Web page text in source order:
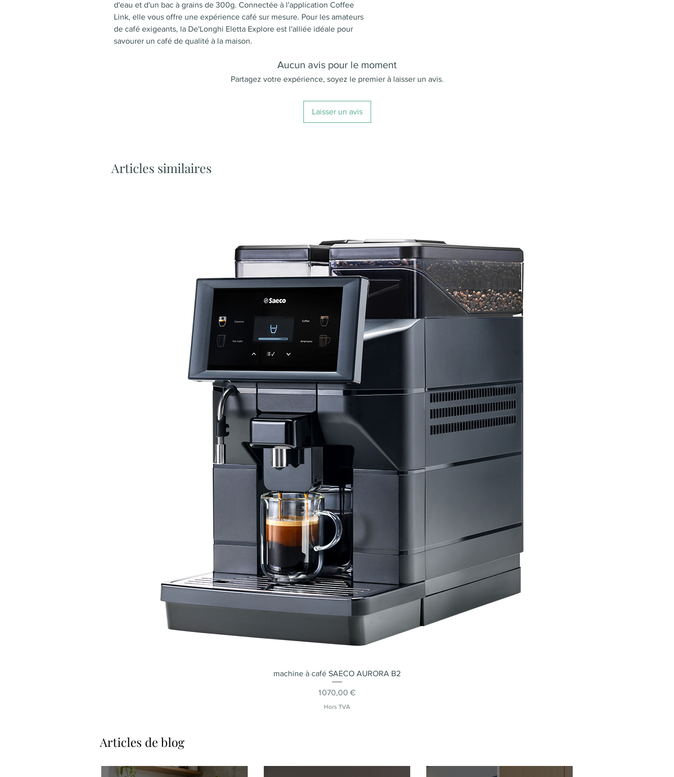
d'eau et d'un bac à grains de 300g. Connectée à l'application Coffee
Link, elle vous offre une expérience café sur mesure. Pour les amateurs
de café exigeants, la De'Longhi Eletta Explore est l'alliée idéale pour
savourer un café de qualité à la maison.
Aucun avis pour le moment
Partagez votre expérience, soyez le premier à laisser un avis.
Laisser un avis
Articles similaires
Aperçu rapide
machine à café SAECO AURORA B2
Prix
1 070,00 €
Hors TVA
Articles de blog